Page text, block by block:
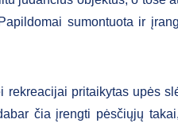
sumontuota ir
pritaikytas upės
čia įrengti pėsčiųjų